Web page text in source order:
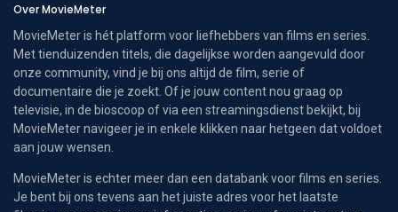
Over MovieMeter
MovieMeter is hét platform voor liefhebbers van films en series.
Met tienduizenden titels, die dagelijkse worden aangevuld door
onze community, vind je bij ons altijd de film, serie of
documentaire die je zoekt. Of je jouw content nou graag op
televisie, in de bioscoop of via een streamingsdienst bekijkt, bij
MovieMeter navigeer je in enkele klikken naar hetgeen dat voldoet
aan jouw wensen.
MovieMeter is echter meer dan een databank voor films en series.
Je bent bij ons tevens aan het juiste adres voor het laatste